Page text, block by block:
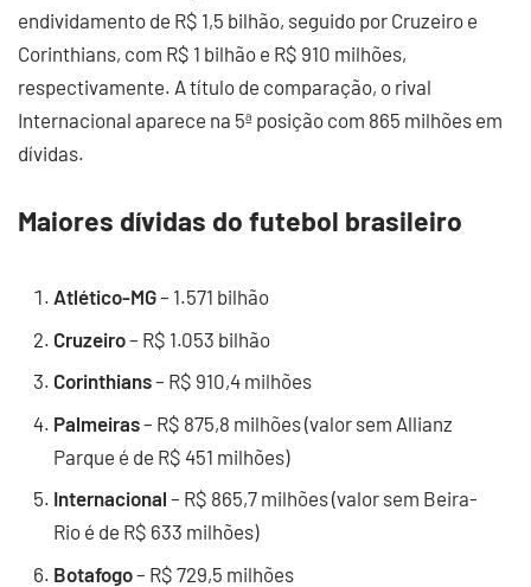
endividamento de R$ 1,5 bilhão, seguido por Cruzeiro e
Corinthians, com R$ 1 bilhão e R$ 910 milhões,
respectivamente. A título de comparação, o rival
Internacional aparece na 5ª posição com 865 milhões em
dívidas.
Maiores dívidas do futebol brasileiro
Atlético-MG– 1.571 bilhão
Cruzeiro– R$ 1.053 bilhão
Corinthians– R$ 910,4 milhões
Palmeiras– R$ 875,8 milhões (valor sem Allianz
Parque é de R$ 451 milhões)
Internacional – R$ 865,7 milhões (valor sem Beira-
Rio é de R$ 633 milhões)
Botafogo– R$ 729,5 milhões